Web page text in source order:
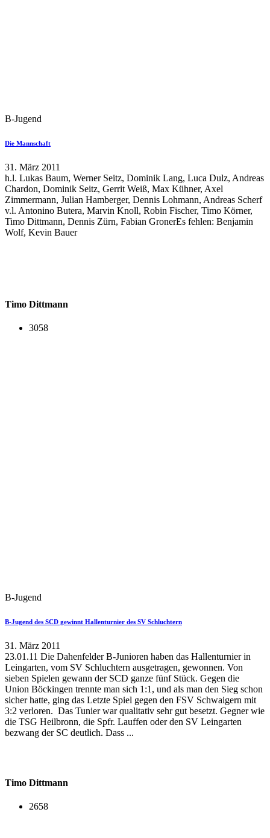
B-Jugend
Die Mannschaft
31. März 2011
h.l. Lukas Baum, Werner Seitz, Dominik Lang, Luca Dulz, Andreas
Chardon, Dominik Seitz, Gerrit Weiß, Max Kühner, Axel
Zimmermann, Julian Hamberger, Dennis Lohmann, Andreas Scherf
v.l. Antonino Butera, Marvin Knoll, Robin Fischer, Timo Körner,
Timo Dittmann, Dennis Zürn, Fabian GronerEs fehlen: Benjamin
Wolf, Kevin Bauer
Timo Dittmann
3058
B-Jugend
B-Jugend des SCD gewinnt Hallenturnier des SV Schluchtern
31. März 2011
23.01.11 Die Dahenfelder B-Junioren haben das Hallenturnier in
Leingarten, vom SV Schluchtern ausgetragen, gewonnen. Von
sieben Spielen gewann der SCD ganze fünf Stück. Gegen die
Union Böckingen trennte man sich 1:1, und als man den Sieg schon
sicher hatte, ging das Letzte Spiel gegen den FSV Schwaigern mit
3:2 verloren. Das Tunier war qualitativ sehr gut besetzt. Gegner wie
die TSG Heilbronn, die Spfr. Lauffen oder den SV Leingarten
bezwang der SC deutlich. Dass ...
Timo Dittmann
2658